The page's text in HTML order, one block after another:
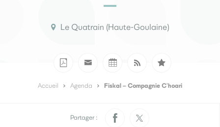
École municipale de musique
Le Quatrain (Haute-Goulaine)
Accueil Agenda Fiskal – Compagnie C’hoari
Partager :